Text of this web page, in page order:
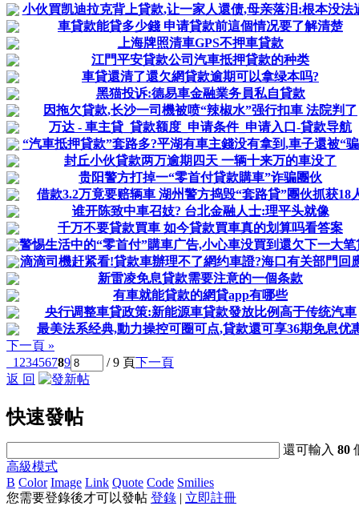
小伙買凯迪拉克背上貸款,让一家人還债,母亲落泪:根本没法
車貸款能貸多少錢 申请貸款前這個情况要了解清楚
上海牌照清車GPS不押車貸款
江門平安貸款公司汽車抵押貸款的种类
車貸還清了還欠網貸款逾期可以拿绿本吗?
黑猫投诉:德易車金融業务員私自貸款
因拖欠貸款,长沙一司機被喷“辣椒水”强行扣車 法院判了
万达 - 車主貸_貸款额度_申请条件_申请入口-貸款导航
“汽車抵押貸款”套路多?平湖有車主錢没有拿到,車子還被“
封丘小伙貸款两万逾期四天 一辆十来万的車没了
贵阳警方打掉一“零首付貸款購車”诈骗團伙
借款3.2万竟要赔辆車 湖州警方捣毁“套路貸”團伙抓获18
谁开陈致中車召妓? 台北金融人士:理平头就像
千万不要貸款買車 如今貸款買車真的划算吗看答案
警惕生活中的“零首付”購車广告,小心車没買到還欠下一大笔
滴滴司機赶紧看!貸款車辦理不了網约車證?海口有关部門回
新雷凌免息貸款需要注意的一個条款
有車就能貸款的網貸app有哪些
央行调整車貸政策:新能源車貸款發放比例高于传统汽車
最美法系经典,動力操控可圈可点,貸款還可享36期免息优
下一頁 »
1 23456789 / 9 頁下一頁
返 回
快速發帖
還可輸入80
高級模式
B Color Image Link Quote Code Smilies
您需要登錄後才可以發帖 登錄 | 立即註冊